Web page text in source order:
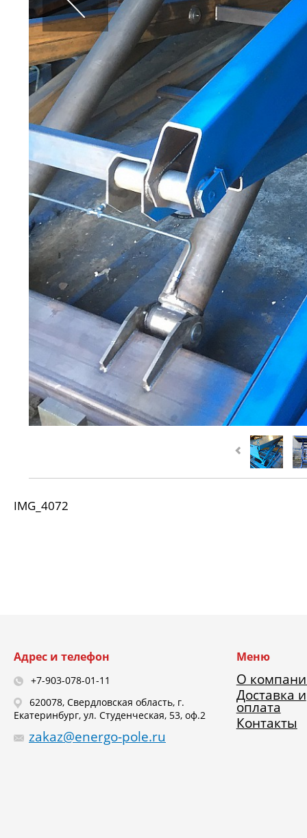
IMG_4072
Адрес и телефон
+7-903-078-01-11
620078, Свердловская область, г.
Екатеринбург, ул. Студенческая, 53, оф.2
zakaz@energo-pole.ru
Меню
О
Доставка и
оплата
Контакты